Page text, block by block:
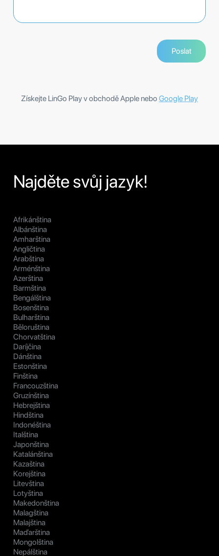
Získejte LinGo Play v obchodě Apple nebo Google Play
Najděte svůj jazyk!
Afrikánština
Albánština
Amharština
Angličtina
Arabština
Arménština
Azerština
Barmština
Bengálština
Bosenština
Bulharština
Běloruština
Chorvatština
Daríjčina
Dánština
Estonština
Finština
Francouzština
Gruzínština
Hebrejština
Hindština
Indonéština
Italština
Japonština
Katalánština
Kazaština
Korejština
Litevština
Lotyština
Makedonština
Malagština
Malajština
Maďarština
Mongolština
Nepálština